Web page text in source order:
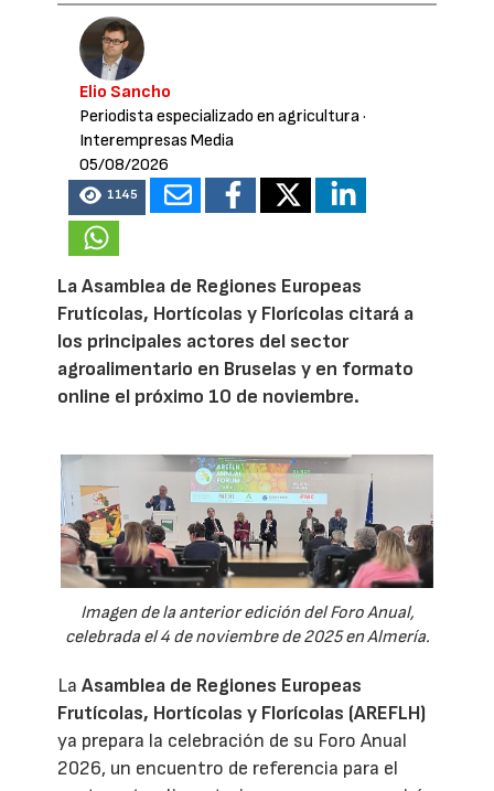
Elio Sancho
Periodista especializado en agricultura·
Interempresas Media
05/08/2026
1145
La Asamblea de Regiones Europeas
Frutícolas, Hortícolas y Florícolas citará a
los principales actores del sector
agroalimentario en Bruselas y en formato
online el próximo 10 de noviembre.
Imagen de la anterior edición del Foro Anual,
celebrada el 4 de noviembre de 2025 en Almería.
LaAsamblea de Regiones Europeas
Frutícolas, Hortícolas y Florícolas (AREFLH)
ya prepara la celebración de su Foro Anual
2026, un encuentro de referencia para el